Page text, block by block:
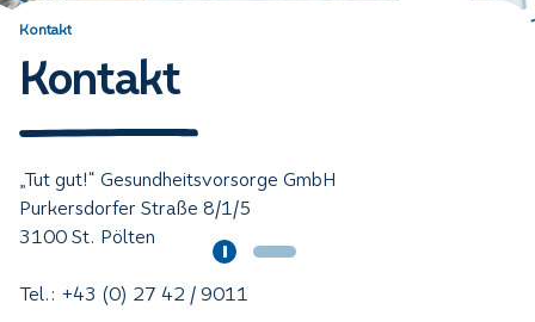
Kontakt
Kontakt
„Tut gut!“ Gesundheitsvorsorge GmbH
Purkersdorfer Straße 8/1/5
3100 St. Pölten
Tel.: +43 (0) 27 42 / 9011